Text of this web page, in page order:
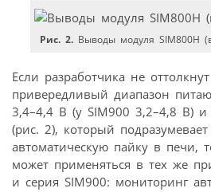
Рис. 2. Выводы модуля SIM800H
Если разработчика не
привередливый диапазон
3,4–4,4 В (у SIM900 3,2–4,8 В) и
(рис. 2), который
автоматическую пайку в печи,
может применяться в тех же
и серия SIM900: мониторинг